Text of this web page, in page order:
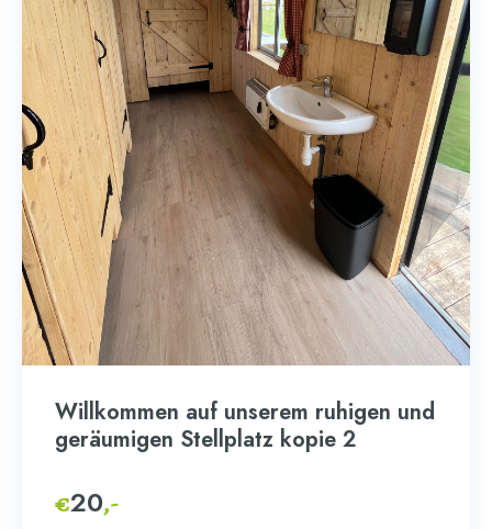
Willkommen auf unserem ruhigen und
geräumigen Stellplatz kopie 2
€20,-